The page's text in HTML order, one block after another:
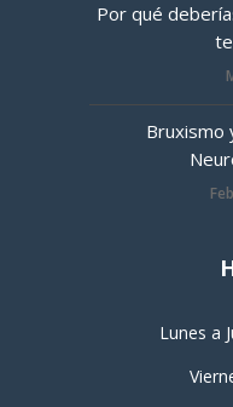
Por qué
Bruxismo
Lunes a